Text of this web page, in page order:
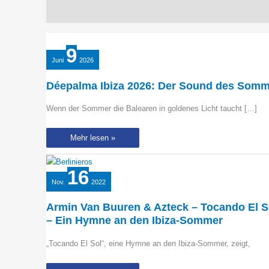
Juni 9 2026
Déepalma Ibiza 2026: Der Sound des
Wenn der Sommer die Balearen in goldenes Licht taucht […]
Déepalma
2026:
Der
Sound
des
Sommers
ist
Mehr lesen »
Nov. 16 2022
Armin Van Buuren & Azteck – Tocando El
– Ein Hymne an den Ibiza-Sommer
„Tocando El Sol“, eine Hymne an den Ibiza-Sommer, zeigt,